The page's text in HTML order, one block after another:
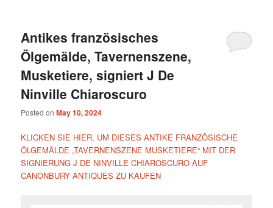
content
content
Antikes französisches
Ölgemälde, Tavernenszene,
Musketiere, signiert J De
Ninville Chiaroscuro
Posted onMay 10, 2024
KLICKEN SIE HIER, UM DIESES ANTIKE FRANZÖSISCHE
ÖLGEMÄLDE „TAVERNENSZENE MUSKETIERE“ MIT DER
SIGNIERUNG J DE NINVILLE CHIAROSCURO AUF
CANONBURY ANTIQUES ZU KAUFEN